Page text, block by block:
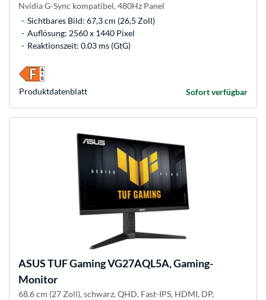
Nvidia G-Sync kompatibel, 480Hz Panel
Sichtbares Bild: 67,3 cm (26,5 Zoll)
Auflösung: 2560 x 1440 Pixel
Reaktionszeit: 0.03 ms (GtG)
Sofort verfügbar
Produkt­datenblatt
ASUSTUF Gaming VG27AQL5A, Gaming-
Monitor
68.6 cm (27 Zoll), schwarz, QHD, Fast-IPS, HDMI, DP,